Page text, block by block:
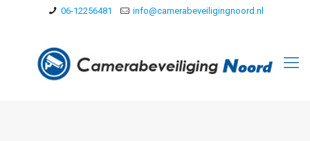
06-12256481 info@camerabeveiligingnoord.nl